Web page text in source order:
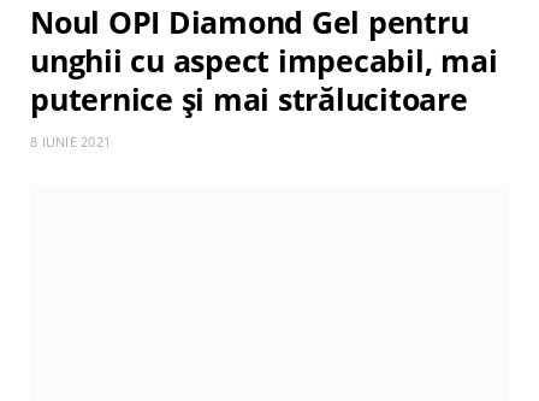
Noul OPI Diamond Gel pentru
unghii cu aspect impecabil, mai
puternice și mai strălucitoare
8 IUNIE 2021